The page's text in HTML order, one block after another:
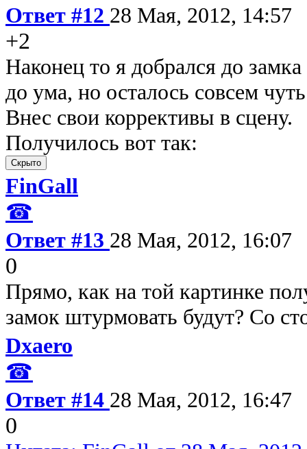
Ответ #12 28 Мая, 2012, 14:57
+2
Наконец то я добрался до
до ума, но осталось совсем
Внес свои коррективы в сцену.
Получилось вот так:
FinGall
☎
Ответ #13 28 Мая, 2012, 16:07
0
Прямо, как на той картинке
замок штурмовать будут? Со
Dxaero
☎
Ответ #14 28 Мая, 2012, 16:47
0